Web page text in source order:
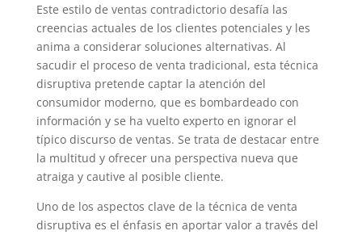
Este estilo de ventas contradictorio desafía las
creencias actuales de los clientes potenciales y les
anima a considerar soluciones alternativas. Al
sacudir el proceso de venta tradicional, esta técnica
disruptiva pretende captar la atención del
consumidor moderno, que es bombardeado con
información y se ha vuelto experto en ignorar el
típico discurso de ventas. Se trata de destacar entre
la multitud y ofrecer una perspectiva nueva que
atraiga y cautive al posible cliente.
Uno de los aspectos clave de la técnica de venta
disruptiva es el énfasis en aportar valor a través del